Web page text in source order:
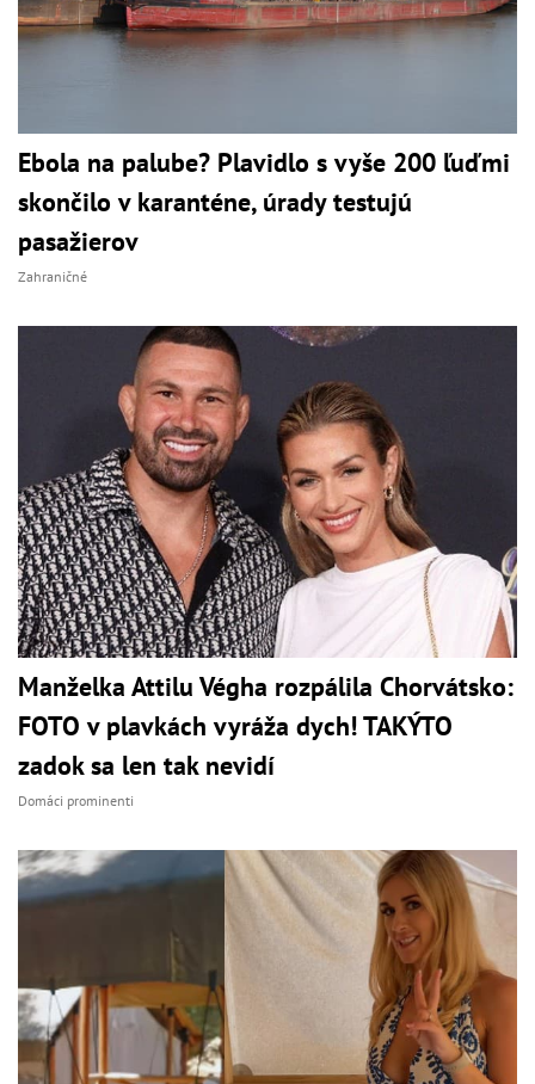
Ebola na palube? Plavidlo s vyše 200 ľuďmi
skončilo v karanténe, úrady testujú
pasažierov
Zahraničné
Manželka Attilu Végha rozpálila Chorvátsko:
FOTO v plavkách vyráža dych! TAKÝTO
zadok sa len tak nevidí
Domáci prominenti